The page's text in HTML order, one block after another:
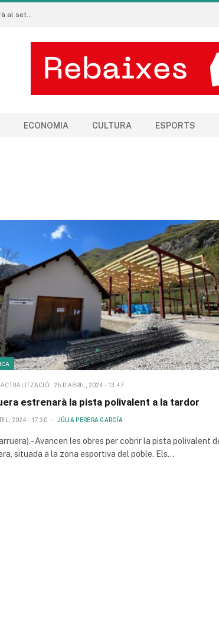
Les subvencions per als clubs esportius de la Seu d’Urgell s’obrirà al setembre
ECONOMIA CULTURA ESPORTS
ACTUALITZACIÓ 26 D'ABRIL, 2024 - 13:47
estrenarà la pista polivalent a la tardor
2024 - 17:30 JÚLIA PERERA GARCÍA
Avancen les obres per cobrir la pista polivalent
situada a la zona esportiva del poble. Els…